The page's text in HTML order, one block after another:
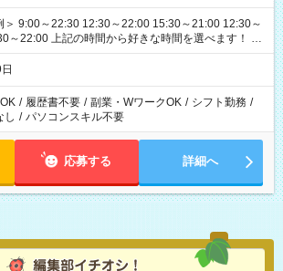
＞ 9:00～22:30 12:30～22:00 15:30～21:00 12:30～
ら好きな時間を選べます！ ※
となる可能性があります
/ 履歴書不要 / 副業・WワークOK / シフト勤務 /
し / パソコンスキル不要
応募する 詳細へ